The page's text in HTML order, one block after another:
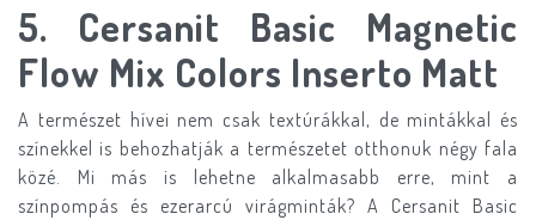
5. Cersanit Basic Magnetic
Flow Mix Colors Inserto Matt
A természet hívei nem csak textúrákkal, de mintákkal és
színekkel is behozhatják a természetet otthonuk négy fala
közé. Mi más is lehetne alkalmasabb erre, mint a
színpompás és ezerarcú virágminták? A Cersanit Basic